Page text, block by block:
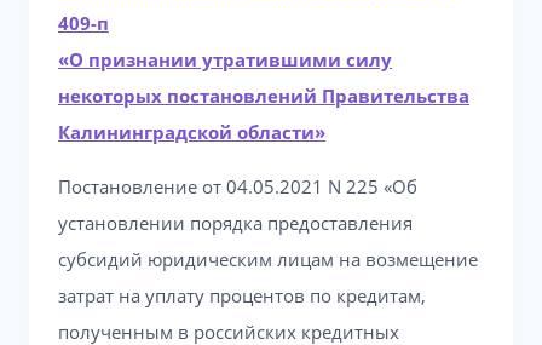
409-п
«О признании утратившими силу
некоторых постановлений Правительства
Калининградской области»
Постановление от 04.05.2021 N 225 «Об
установлении порядка предоставления
субсидий юридическим лицам на возмещение
затрат на уплату процентов по кредитам,
полученным в российских кредитных